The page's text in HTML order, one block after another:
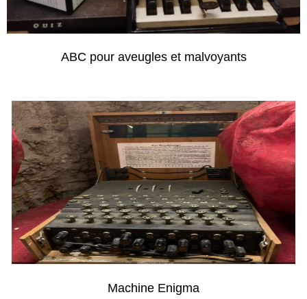
ABC pour aveugles et malvoyants
Machine Enigma